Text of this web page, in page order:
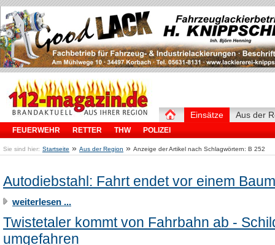
Einsätze
FEUERWEHR RETTER THW POLIZEI
Aus der
Sie sind hier: Startseite » Aus der Region » Anzeige der Artikel nach Schlagwörtern: B 252
Autodiebstahl: Fahrt endet vor einem Baum
weiterlesen ...
Twistetaler kommt von Fahrbahn ab -
umgefahren